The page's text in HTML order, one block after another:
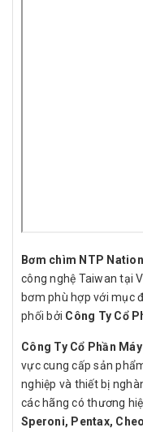
Bơm chìm NTP
công nghệ Taiwan tại
bơm phù hợp với mục
phối bởi Công Ty Cổ
Công Ty Cổ Phần
vực cung cấp sản
nghiệp và thiết bị
các hãng có thương
Speroni, Pentax,